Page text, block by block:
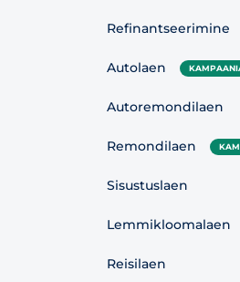
Refinantseerimine
Autolaen
Autoremondilaen
Remondilaen
Sisustuslaen
Lemmikloomalaen
Reisilaen